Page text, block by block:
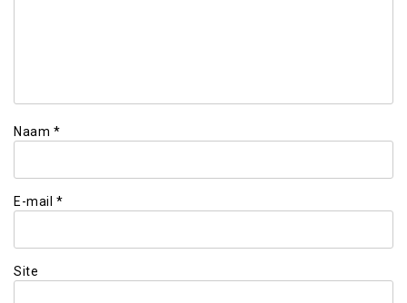
Naam *
E-mail *
Site